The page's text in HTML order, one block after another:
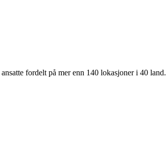
fordelt på mer enn 140 lokasjoner i 40 land.